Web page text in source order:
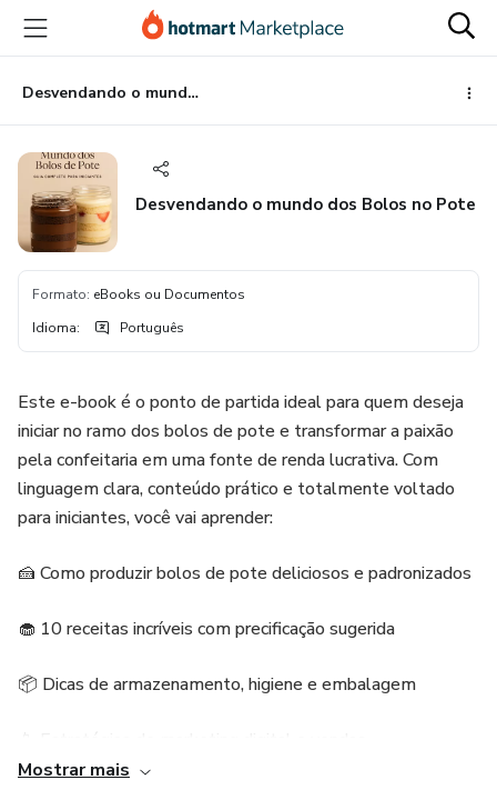
para
conteúdo
principal
para
pagamento
para
rodapé
Desvendando o mundo dos Bolos no Pote
Desvendando o mundo dos Bolos no Pote
Formato: eBooks ou Documentos
Idioma: Português
Este e-book é o ponto de partida ideal para quem deseja
iniciar no ramo dos bolos de pote e transformar a paixão
pela confeitaria em uma fonte de renda lucrativa. Com
linguagem clara, conteúdo prático e totalmente voltado
para iniciantes, você vai aprender:
🍰 Como produzir bolos de pote deliciosos e padronizados
🧁 10 receitas incríveis com precificação sugerida
📦 Dicas de armazenamento, higiene e embalagem
Mostrar mais